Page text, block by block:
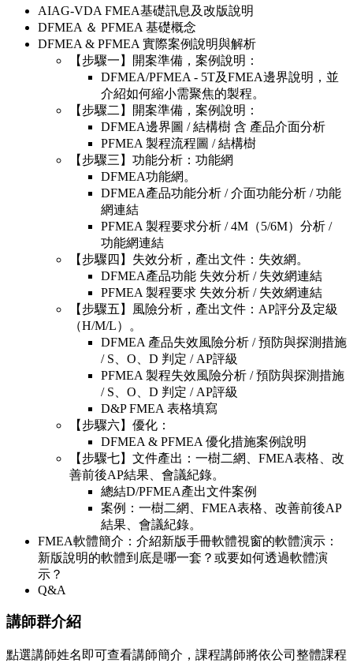
AIAG-VDA FMEA基礎訊息及改版說明
DFMEA ＆ PFMEA 基礎概念
DFMEA & PFMEA 實際案例說明與解析
【步驟一】開案準備，案例說明：
DFMEA/PFMEA - 5T及FMEA邊界說明，並
介紹如何縮小需聚焦的製程。
【步驟二】開案準備，案例說明：
DFMEA邊界圖 / 結構樹 含 產品介面分析
PFMEA 製程流程圖 / 結構樹
【步驟三】功能分析：功能網
DFMEA功能網。
DFMEA產品功能分析 / 介面功能分析 / 功能
網連結
PFMEA 製程要求分析 / 4M（5/6M）分析 /
功能網連結
【步驟四】失效分析，產出文件：失效網。
DFMEA產品功能 失效分析 / 失效網連結
PFMEA 製程要求 失效分析 / 失效網連結
【步驟五】風險分析，產出文件：AP評分及定級
（H/M/L）。
DFMEA 產品失效風險分析 / 預防與探測措施
/ S、O、D 判定 / AP評級
PFMEA 製程失效風險分析 / 預防與探測措施
/ S、O、D 判定 / AP評級
D&P FMEA 表格填寫
【步驟六】優化：
DFMEA & PFMEA 優化措施案例說明
【步驟七】文件產出：一樹二網、FMEA表格、改
善前後AP結果、會議紀錄。
總結D/PFMEA產出文件案例
案例：一樹二網、FMEA表格、改善前後AP
結果、會議紀錄。
FMEA軟體簡介：介紹新版手冊軟體視窗的軟體演示：
新版說明的軟體到底是哪一套？或要如何透過軟體演
示？
Q&A
講師群介紹
點選講師姓名即可查看講師簡介，課程講師將依公司整體課程